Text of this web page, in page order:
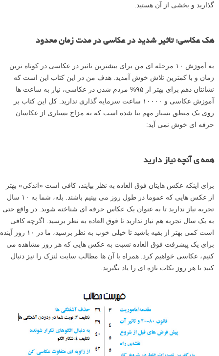
گذارید و بخشی از آن هستید.
هک عکاسی: تاثیر شدید در عکاسی در مدت زمان محدود
به آموزش ۱۰ مرحله ای من برای بیشترین تاثیر در عکاسی در کوتاه ترین
زمان و با کمترین تلاش خوش آمدید. هدف من در این کتاب این است که
نشانتان دهم برای بهتر از ۹۵% مردم شدن در عکاسی، نیاز به ساعت ها
آموزش عکاسی و ۱۰۰۰۰ ساعت سرمایه گذاری ندارید. کل این کتاب بر
روی یک منطق بسیار مهم بنا شده است که به مزاج بسیاری از عکاسان
حرفه ای خوش نمی آید:
همه ی آنچه نیاز دارید
برای اینکه عکس هایتان فوق العاده به نظر بیایند، کافی است «اندکی» بهتر
از عکس هایی که عموما در طول روز می بینیم باشند. بله، شما به ۱۰ سال
تجربه نیاز ندارید تا به عنوان یک عکاس حرفه ای شناخته شوید. در واقع حتی
به یک سال تجربه هم نیاز ندارید تا فوق العاده به نظر برسید. اگرچه کافی
است کمی بهتر از بقیه باشید تا خیلی خوب به نظر برسید، ما در ۱۰ روز آینده
برای یک پیشرفت فوق العاده نسبت به عکس هایی که هر روز مشاهده می
کنیم، عکاسی خواهیم کرد. همراه با آن ها مطالب سایت لنزک را نیز دنبال
کنید تا هر روز نکات تازه ای را یاد بگیرید.